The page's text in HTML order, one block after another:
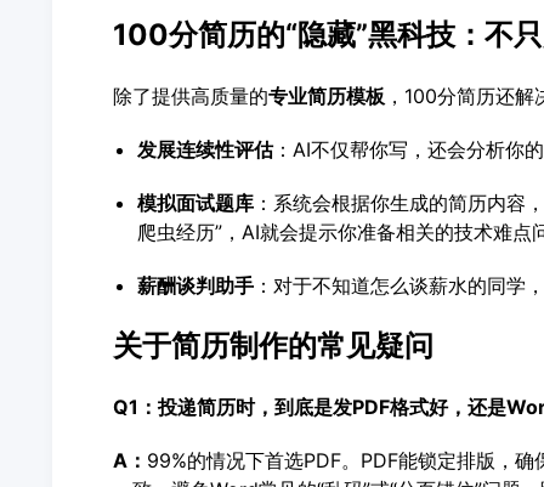
100分简历的“隐藏”黑科技：不
除了提供高质量的专业简历模板，100分简历还解
发展连续性评估：AI不仅帮你写，还会分析你
模拟面试题库：系统会根据你生成的简历内容
爬虫经历”，AI就会提示你准备相关的技术难点
薪酬谈判助手：对于不知道怎么谈薪水的同学
关于简历制作的常见疑问
Q1：投递简历时，到底是发PDF格式好，还是
A： 99%的情况下首选PDF。PDF能锁定排版，